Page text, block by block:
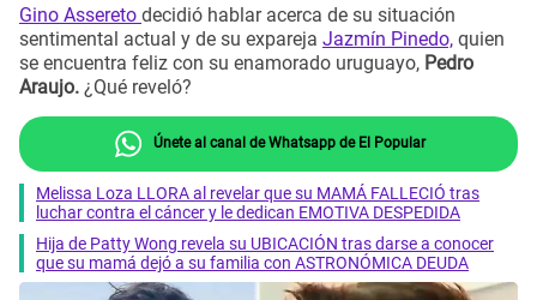
Gino Assereto decidió hablar acerca de su situación
sentimental actual y de su expareja Jazmín Pinedo, quien
se encuentra feliz con su enamorado uruguayo, Pedro
Araujo. ¿Qué reveló?
Únete al canal de Whatsapp de El Popular
Melissa Loza LLORA al revelar que su MAMÁ FALLECIÓ tras
luchar contra el cáncer y le dedican EMOTIVA DESPEDIDA
Hija de Patty Wong revela su UBICACIÓN tras darse a conocer
que su mamá dejó a su familia con ASTRONÓMICA DEUDA